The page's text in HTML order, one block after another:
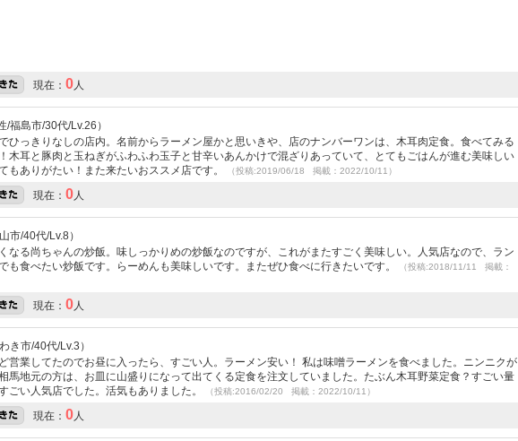
現在： 0人
/福島市/30代/Lv.26）
ひっきりなしの店内。名前からラーメン屋かと思いきや、店のナンバーワンは、木耳肉定食。食べてみる
木耳と豚肉と玉ねぎがふわふわ玉子と甘辛いあんかけで混ざりあっていて、とてもごはんが進む美味しい
もありがたい！また来たいおススメ店です。
（投稿:2019/06/18 掲載：2022/10/11）
現在： 0人
市/40代/Lv.8）
なる尚ちゃんの炒飯。味しっかりめの炒飯なのですが、これがまたすごく美味しい。人気店なので、ラン
も食べたい炒飯です。らーめんも美味しいです。またぜひ食べに行きたいです。
（投稿:2018/11/11 掲載：
現在： 0人
き市/40代/Lv.3）
営業してたのでお昼に入ったら、すごい人。ラーメン安い！ 私は味噌ラーメンを食べました。ニンニクが
馬地元の方は、お皿に山盛りになって出てくる定食を注文していました。たぶん木耳野菜定食？すごい量
ごい人気店でした。活気もありました。
（投稿:2016/02/20 掲載：2022/10/11）
現在： 0人